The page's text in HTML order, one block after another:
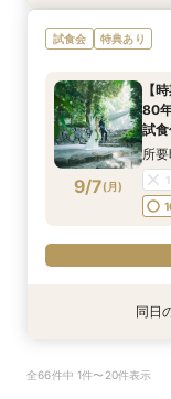
9/6(日)
【
顔
&
所
9/6(日)
【時
80
所
9/6(日)
"気
試食会 特典あり
9/7(月)
【
80
試
所
特典あり
顔
特典あり
館
同日
全66件中 1件〜20件表示